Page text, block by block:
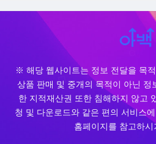
※ 해당 웹사이트는 정보 전달을 목
상품 판매 및 중개의 목적이 아닌 정
한 지적재산권 또한 침해하지 않고
청 및 다운로드와 같은 편의 서비스
홈페이지를 참고하시